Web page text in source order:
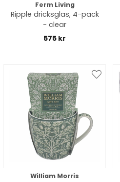
Ferm Living
Ripple dricksglas, 4-pack
- clear
575 kr
William Morris